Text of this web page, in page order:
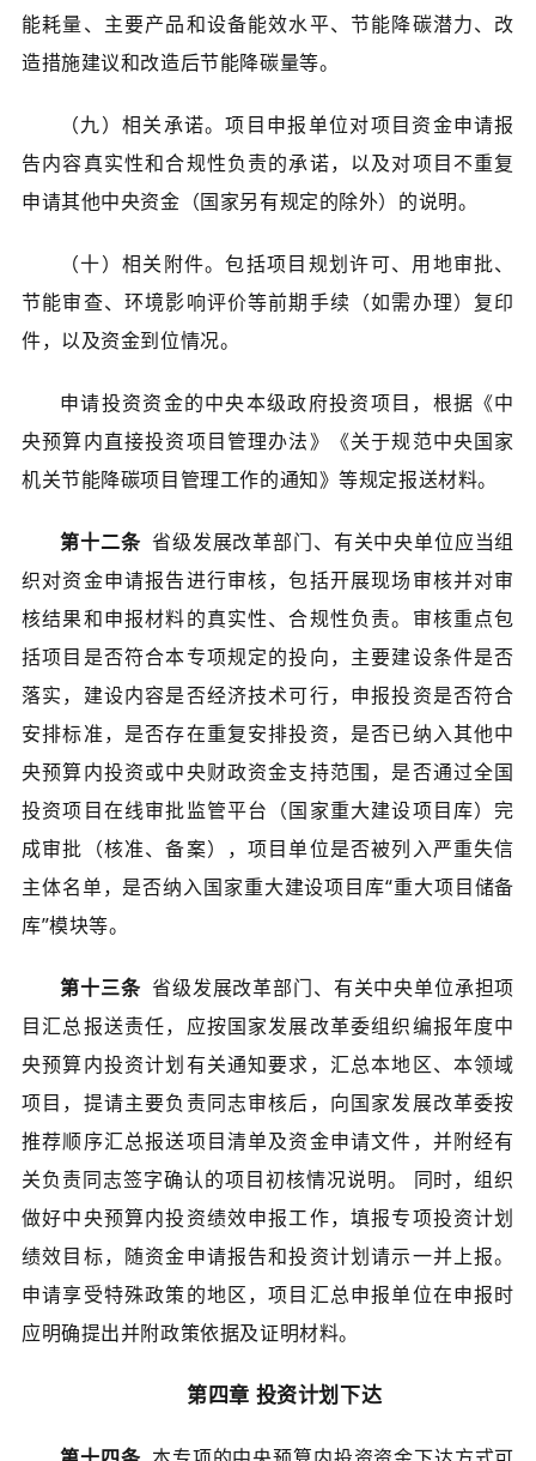
能耗量、主要产品和设备能效水平、节能降碳潜力、改
造措施建议和改造后节能降碳量等。
（九）相关承诺。项目申报单位对项目资金申请报
告内容真实性和合规性负责的承诺，以及对项目不重复
申请其他中央资金（国家另有规定的除外）的说明。
（十）相关附件。包括项目规划许可、用地审批、
节能审查、环境影响评价等前期手续（如需办理）复印
件，以及资金到位情况。
申请投资资金的中央本级政府投资项目，根据《中
央预算内直接投资项目管理办法》《关于规范中央国家
机关节能降碳项目管理工作的通知》等规定报送材料。
第十二条省级发展改革部门、有关中央单位应当组
织对资金申请报告进行审核，包括开展现场审核并对审
核结果和申报材料的真实性、合规性负责。审核重点包
括项目是否符合本专项规定的投向，主要建设条件是否
落实，建设内容是否经济技术可行，申报投资是否符合
安排标准，是否存在重复安排投资，是否已纳入其他中
央预算内投资或中央财政资金支持范围，是否通过全国
投资项目在线审批监管平台（国家重大建设项目库）完
成审批（核准、备案），项目单位是否被列入严重失信
主体名单，是否纳入国家重大建设项目库“重大项目储备
库”模块等。
第十三条省级发展改革部门、有关中央单位承担项
目汇总报送责任，应按国家发展改革委组织编报年度中
央预算内投资计划有关通知要求，汇总本地区、本领域
项目，提请主要负责同志审核后，向国家发展改革委按
推荐顺序汇总报送项目清单及资金申请文件，并附经有
关负责同志签字确认的项目初核情况说明。 同时，组织
做好中央预算内投资绩效申报工作，填报专项投资计划
绩效目标，随资金申请报告和投资计划请示一并上报。
申请享受特殊政策的地区，项目汇总申报单位在申报时
应明确提出并附政策依据及证明材料。
第四章 投资计划下达